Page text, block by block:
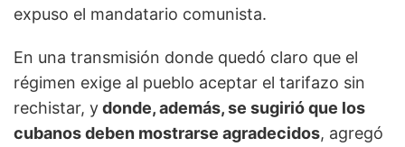
expuso el mandatario comunista.
En una transmisión donde quedó claro que el
régimen exige al pueblo aceptar el tarifazo sin
rechistar, ydonde, además, se sugirió que los
cubanos deben mostrarse agradecidos, agregó